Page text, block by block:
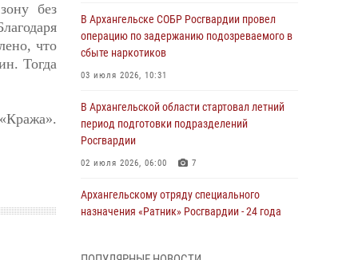
без
что
Тогда
В Архангельске СОБР Росгвардии провел
операцию по задержанию подозреваемого в
сбыте наркотиков
03 июля 2026, 10:31
В Архангельской области стартовал летний
период подготовки подразделений
Росгвардии
02 июля 2026, 06:00 7
Архангельскому отряду специального
назначения «Ратник» Росгвардии - 24 года